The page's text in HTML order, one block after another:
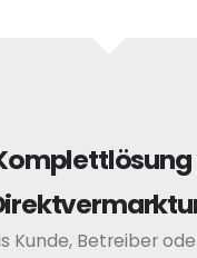
Kunde, Betreiber